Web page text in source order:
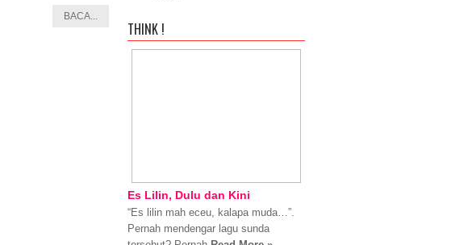
BACA...
THINK !
Es Lilin, Dulu dan Kini
“Es lilin mah eceu, kalapa muda…”.
Pernah mendengar lagu sunda